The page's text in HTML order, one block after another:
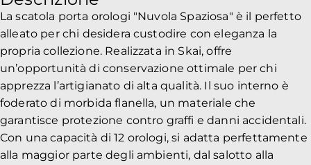
La scatola porta orologi "Nuvola Spaziosa" è il perfetto
alleato per chi desidera custodire con eleganza la
propria collezione. Realizzata in Skai, offre
un’opportunità di conservazione ottimale per chi
apprezza l’artigianato di alta qualità. Il suo interno è
foderato di morbida flanella, un materiale che
garantisce protezione contro graffi e danni accidentali.
Con una capacità di 12 orologi, si adatta perfettamente
alla maggior parte degli ambienti, dal salotto alla